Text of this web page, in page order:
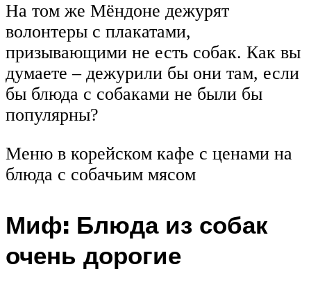
На том же Мёндоне дежурят
волонтеры с плакатами,
призывающими не есть собак. Как вы
думаете – дежурили бы они там, если
бы блюда с собаками не были бы
популярны?
Меню в корейском кафе с ценами на
блюда с собачьим мясом
Миф: Блюда из собак
очень дорогие